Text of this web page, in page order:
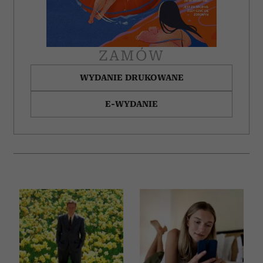
korzystania z ich usług.
ZAMÓW
WYDANIE DRUKOWANE
E-WYDANIE